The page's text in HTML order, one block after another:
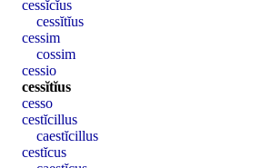
cessĭcĭus
cessĭtĭus
cessim
cossim
cessio
cessĭtĭus
cesso
cestĭcillus
caestĭcillus
cestĭcus